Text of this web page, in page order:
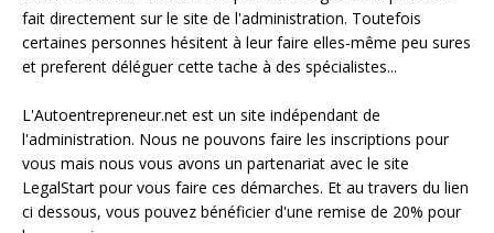
fait directement sur le site de l'administration. Toutefois
certaines personnes hésitent à leur faire elles-même peu sures
et preferent déléguer cette tache à des spécialistes...
L'Autoentrepreneur.net est un site indépendant de
l'administration. Nous ne pouvons faire les inscriptions pour
vous mais nous vous avons un partenariat avec le site
LegalStart pour vous faire ces démarches. Et au travers du lien
ci dessous, vous pouvez bénéficier d'une remise de 20% pour